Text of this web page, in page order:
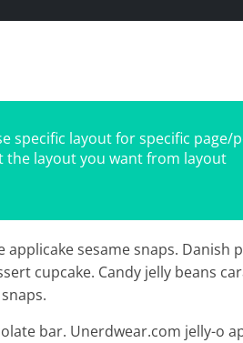
specific layout for specific page/
the layout you want from layout
sesame snaps. Danish
cupcake. Candy jelly beans
bar. Unerdwear.com jelly-o